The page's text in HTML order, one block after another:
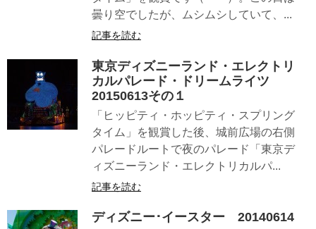
曇り空でしたが、ムシムシしていて、...
記事を読む
東京ディズニーランド・エレクトリ
カルパレード・ドリームライツ
20150613その１
「ヒッピティ・ホッピティ・スプリング
タイム」を観賞した後、城前広場の右側
パレードルートで夜のパレード「東京デ
ィズニーランド・エレクトリカルパ...
記事を読む
ディズニー･イースター 20140614